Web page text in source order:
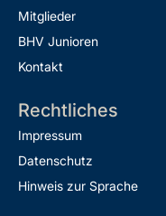
Mitglieder
BHV Junioren
Kontakt
Rechtliches
Impressum
Datenschutz
Hinweis zur Sprache